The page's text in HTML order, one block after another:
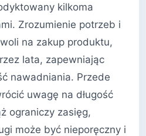
kilkoma
Zrozumienie potrzeb i
na zakup produktu,
lata, zapewniając
nawadniania. Przede
uwagę na długość
ograniczy zasięg,
może być nieporęczny i